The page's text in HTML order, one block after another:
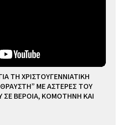
ΤΗ ΧΡΙΣΤΟΥΓΕΝΝΙΑΤΙΚΗ
ΜΕ ΑΣΤΕΡΕΣ ΤΟΥ
ΒΕΡΟΙΑ, ΚΟΜΟΤΗΝΗ ΚΑΙ